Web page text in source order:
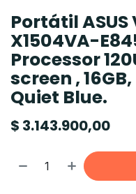
Portátil ASUS
X1504VA-
Processor
screen , 16GB,
Quiet Blue.
$ 3.143.900,00